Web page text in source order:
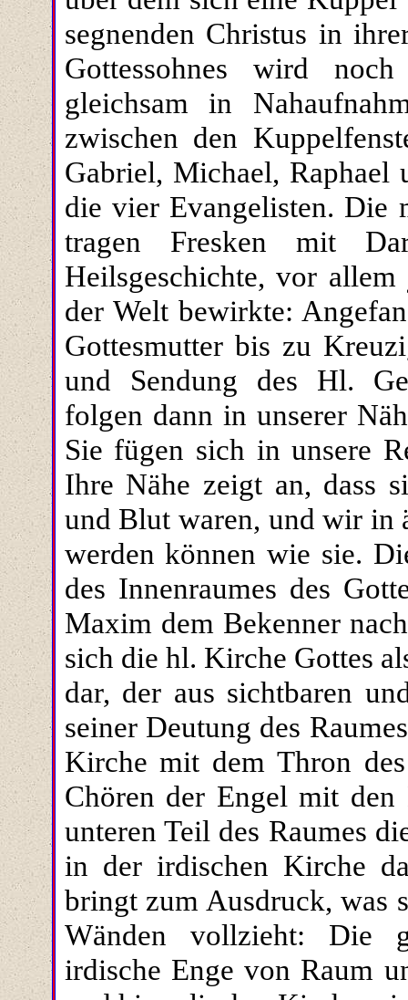
segnenden Christus in
Gottessohnes wird
gleichsam in
zwischen den
Gabriel, Michael,
die vier Evangelisten. Die
tragen Fresken mit
Heilsgeschichte, vor
der Welt bewirkte:
Gottesmutter bis zu
und Sendung des Hl.
folgen dann in unserer
Sie fügen sich in unsere
Ihre Nähe zeigt an, dass
und Blut waren, und wir in
werden können wie sie.
des Innenraumes des
Maxim dem Bekenner
sich die hl. Kirche Gottes
dar, der aus sichtbaren
seiner Deutung des
Kirche mit dem Thron
Chören der Engel mit
unteren Teil des Raumes
in der irdischen Kirche
bringt zum Ausdruck, was
Wänden vollzieht: Die
irdische Enge von Raum